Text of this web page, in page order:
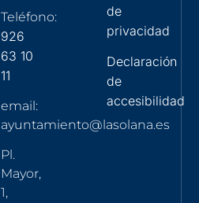
Teléfono:
926
63 10
11
email:
ayuntamiento@lasolana.es
Pl.
Mayor,
1,
de
privacidad
Declaración
de
accesibilidad